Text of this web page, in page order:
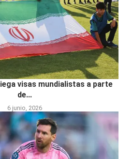
visas mundialistas a parte
de...
6 junio, 2026